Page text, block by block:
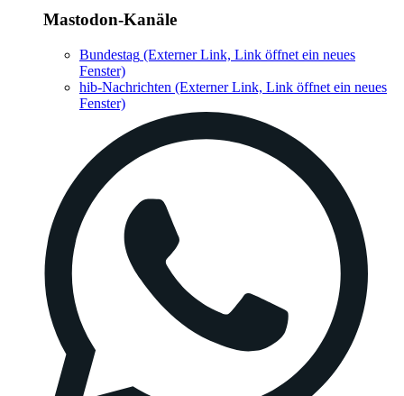
Mastodon-Kanäle
Bundestag (Externer Link, Link öffnet ein neues
Fenster)
hib-Nachrichten (Externer Link, Link öffnet ein neues
Fenster)